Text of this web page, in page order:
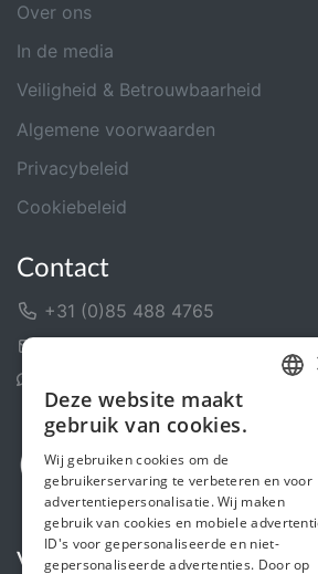
Over ons
In de media
Veiligheid & Betrouwbaarheid
Algemene voorwaarden
Privacybeleid
Cookiebeleid
Contact
+31 (0)85 488 4765
Volg ons
Deze website maakt
gebruik van cookies.
Wij gebruiken cookies om de
gebruikerservaring te verbeteren en voor
advertentiepersonalisatie. Wij maken
gebruik van cookies en mobiele
ID's voor gepersonaliseerde en niet-
gepersonaliseerde advertenties. Door op